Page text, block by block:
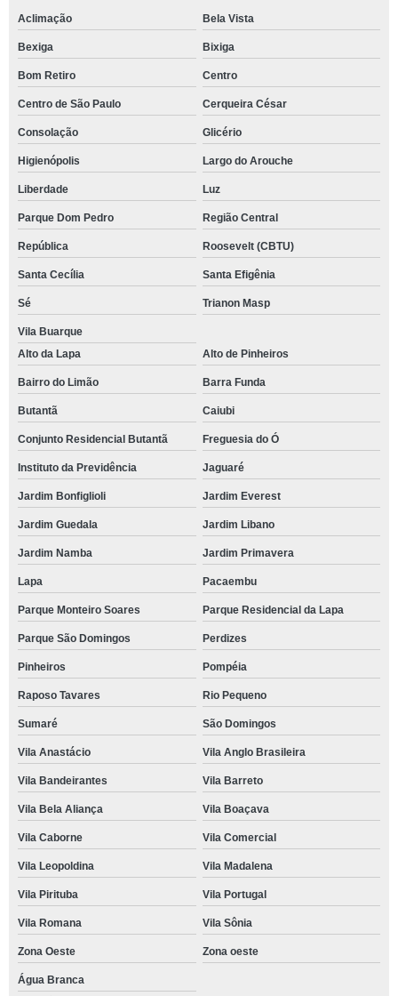
Aclimação Bela Vista
Bexiga Bixiga
Bom Retiro Centro
Centro de São Paulo Cerqueira César
Consolação Glicério
Higienópolis Largo do Arouche
Liberdade Luz
Parque Dom Pedro Região Central
República Roosevelt (CBTU)
Santa Cecília Santa Efigênia
Sé Trianon Masp
Vila Buarque
Alto da Lapa
Alto de Pinheiros
Bairro do Limão Barra Funda
Butantã Caiubi
Conjunto Residencial Butantã Freguesia do Ó
Instituto da Previdência Jaguaré
Jardim Bonfiglioli Jardim Everest
Jardim Guedala Jardim Libano
Jardim Namba Jardim Primavera
Lapa Pacaembu
Parque Monteiro Soares Parque Residencial da Lapa
Parque São Domingos Perdizes
Pinheiros Pompéia
Raposo Tavares Rio Pequeno
Sumaré São Domingos
Vila Anastácio Vila Anglo Brasileira
Vila Bandeirantes Vila Barreto
Vila Bela Aliança Vila Boaçava
Vila Caborne Vila Comercial
Vila Leopoldina Vila Madalena
Vila Pirituba Vila Portugal
Vila Romana Vila Sônia
Zona Oeste Zona oeste
Água Branca